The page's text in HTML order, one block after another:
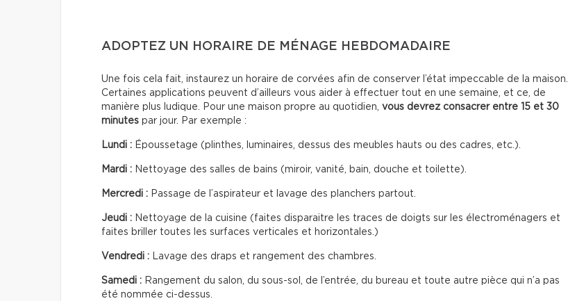
ADOPTEZ UN HORAIRE DE MÉNAGE HEBDOMADAIRE
Une fois cela fait, instaurez un horaire de corvées afin de conserver l’état impeccable de la maison.
Certaines applications peuvent d’ailleurs vous aider à effectuer tout en une semaine, et ce, de
manière plus ludique. Pour une maison propre au quotidien, vous devrez consacrer entre 15 et 30
minutes par jour. Par exemple :
Lundi : Époussetage (plinthes, luminaires, dessus des meubles hauts ou des cadres, etc.).
Mardi : Nettoyage des salles de bains (miroir, vanité, bain, douche et toilette).
Mercredi : Passage de l’aspirateur et lavage des planchers partout.
Jeudi : Nettoyage de la cuisine (faites disparaitre les traces de doigts sur les électroménagers et
faites briller toutes les surfaces verticales et horizontales.)
Vendredi : Lavage des draps et rangement des chambres.
Samedi : Rangement du salon, du sous-sol, de l’entrée, du bureau et toute autre pièce qui n’a pas
été nommée ci-dessus.